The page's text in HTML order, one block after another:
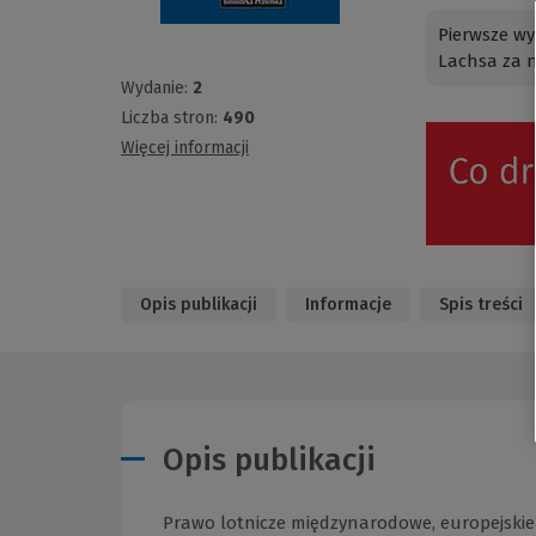
Wydanie: 2
Liczba stron: 490
Więcej informacji
Pierwsze
Lachsa za
Opis publikacji Informacje Spis treści
Opis publikacji
Prawo lotnicze międzynarodowe,